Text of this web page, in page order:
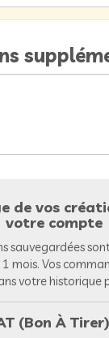
de vos
votre compte
sauvegardées
mois. Vos
votre historique
(Bon À Tirer)